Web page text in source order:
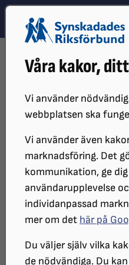
Våra kakor,
Vi använder
webbplatsen ska
Vi använder även
marknadsföring. Det
kommunikation, ge
användarupplevelse
individanpassad
mer om det här på
Du väljer själv vilka
de nödvändiga. Du
Hoppa till innehåll
Hoppa till hitta snabbt
DISTRIKT
SRF ÖREBRO LÄN
SYNvinkeln -